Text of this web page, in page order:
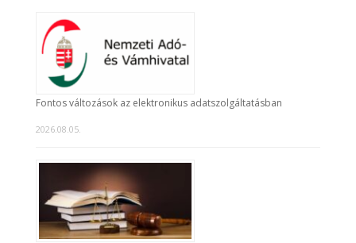
Fontos változások az elektronikus adatszolgáltatásban
2026.08.05.